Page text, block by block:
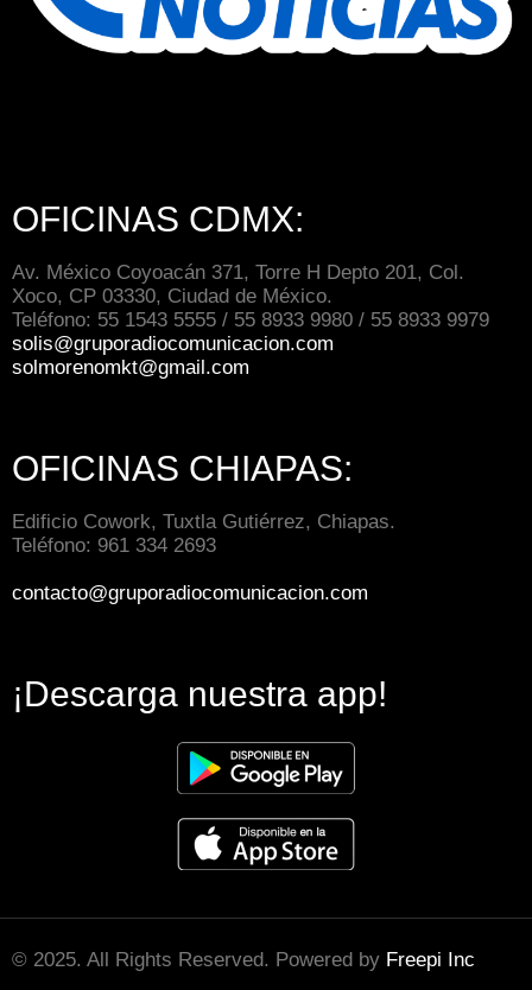
OFICINAS CDMX:
Av. México Coyoacán 371, Torre H Depto 201, Col.
Xoco, CP 03330, Ciudad de México.
Teléfono: 55 1543 5555 / 55 8933 9980 / 55 8933 9979
solis@gruporadiocomunicacion.com
solmorenomkt@gmail.com
OFICINAS CHIAPAS:
Edificio Cowork, Tuxtla Gutiérrez, Chiapas.
Teléfono: 961 334 2693
contacto@gruporadiocomunicacion.com
¡Descarga nuestra app!
© 2025. All Rights Reserved. Powered by Freepi Inc